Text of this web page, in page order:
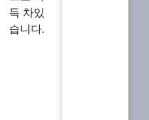
득 차있
습니다.